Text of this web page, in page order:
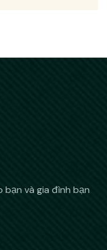
bạn và gia đình bạn